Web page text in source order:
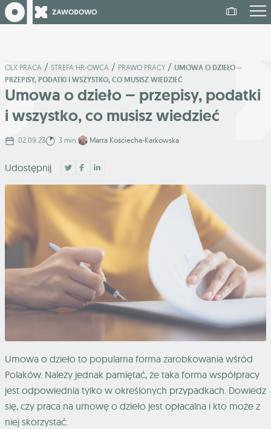
OLX PRACA / STREFA HR-OWCA / PRAWO PRACY / UMOWA O DZIEŁO –
PRZEPISY, PODATKI I WSZYSTKO, CO MUSISZ WIEDZIEĆ
Umowa o dzieło – przepisy, podatki
i wszystko, co musisz wiedzieć
02.09.23 3 min. Marta Kościecha-Karkowska
Udostępnij
Umowa o dzieło to popularna forma zarobkowania wśród
Polaków. Należy jednak pamiętać, że taka forma współpracy
jest odpowiednia tylko w określonych przypadkach. Dowiedz
się, czy praca na umowę o dzieło jest opłacalna i kto może z
niej skorzystać.